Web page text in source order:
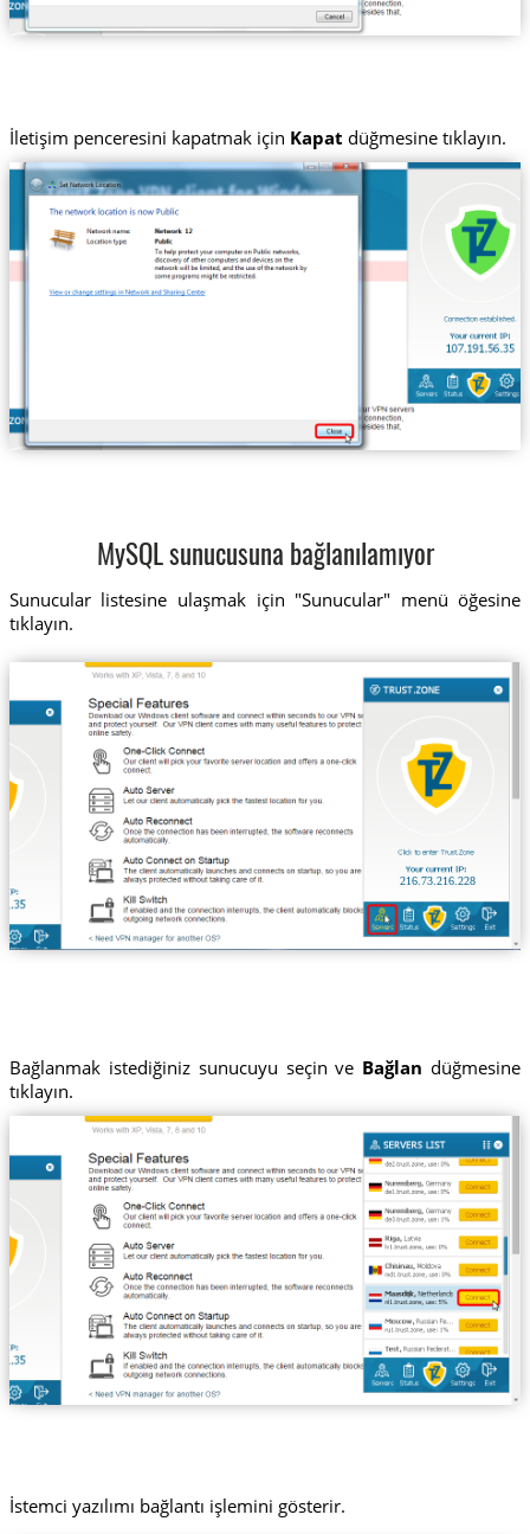
İletişim penceresini kapatmak için Kapat düğmesine tıklayın.
MySQL sunucusuna bağlanılamıyor
Sunucular listesine ulaşmak için "Sunucular" menü öğesine
tıklayın.
216.73.216.228
Bağlanmak istediğiniz sunucuyu seçin ve Bağlan düğmesine
tıklayın.
İstemci yazılımı bağlantı işlemini gösterir.